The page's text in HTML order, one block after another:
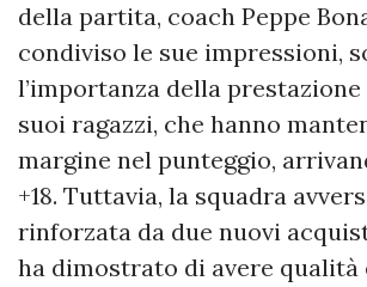
della partita, coach Peppe
condiviso le sue impressioni,
l’importanza della
suoi ragazzi, che hanno
margine nel punteggio,
+18. Tuttavia, la squadra
rinforzata da due nuovi
ha dimostrato di avere qualità